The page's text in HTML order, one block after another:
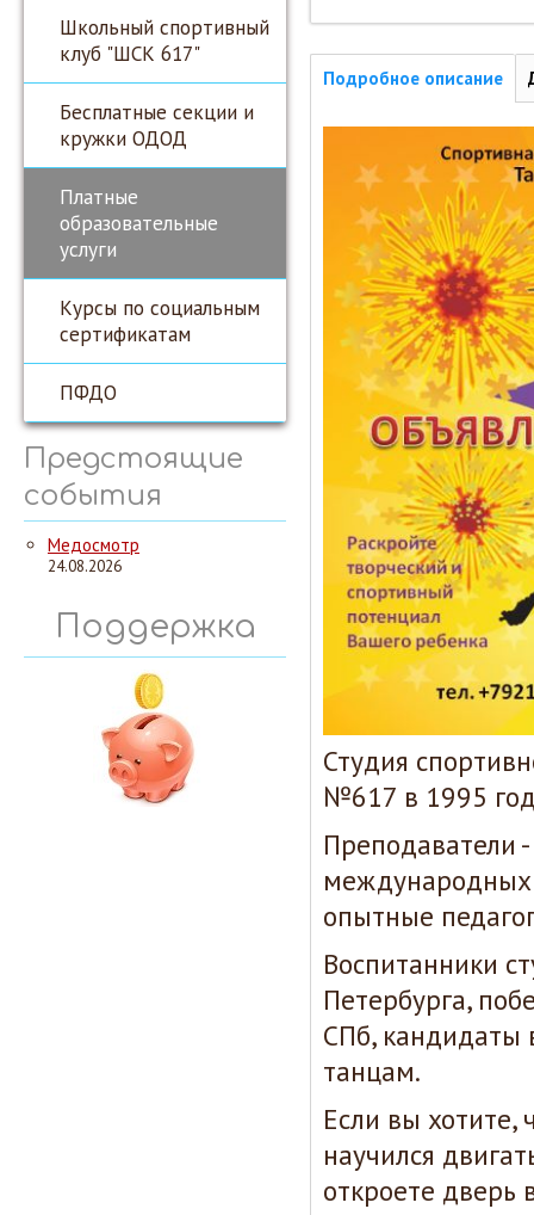
Школьный спортивный
клуб "ШСК 617"
Бесплатные секции и
кружки ОДОД
Платные
образовательные
услуги
Курсы по социальным
сертификатам
ПФДО
Предстоящие
события
Медосмотр
24.08.2026
Поддержка
Подробное описание
Студия
№617 в 1995
Преподаватели
международных
опытные
Воспитанники
Петербурга,
СПб, кандидаты
танцам.
Если вы
научился
откроете дверь